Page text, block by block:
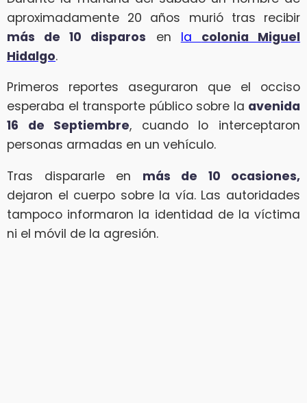
aproximadamente 20 años murió tras recibir
más de 10 disparos en la colonia Miguel
Hidalgo.
Primeros reportes aseguraron que el occiso
esperaba el transporte público sobre la avenida
16 de Septiembre, cuando lo interceptaron
personas armadas en un vehículo.
Tras dispararle en más de 10 ocasiones,
dejaron el cuerpo sobre la vía. Las autoridades
tampoco informaron la identidad de la víctima
ni el móvil de la agresión.